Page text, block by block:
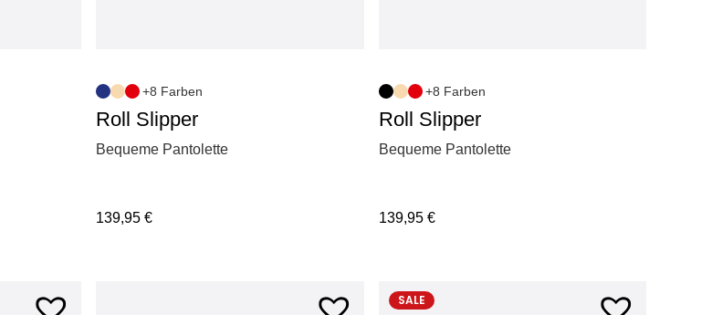
+8 Farben
Roll Slipper
Bequeme Pantolette
139,95€
+8 Farben
Roll Slipper
Bequeme Pantolette
139,95 €
SALE